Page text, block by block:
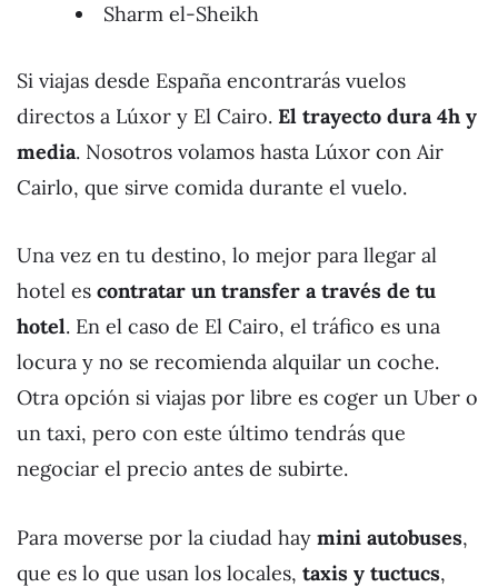
Sharm el-Sheikh
Si viajas desde España encontrarás vuelos
directos a Lúxor y El Cairo. El trayecto dura 4h y
media. Nosotros volamos hasta Lúxor con Air
Cairlo, que sirve comida durante el vuelo.
Una vez en tu destino, lo mejor para llegar al
hotel es contratar un transfer a través de tu
hotel. En el caso de El Cairo, el tráfico es una
locura y no se recomienda alquilar un coche.
Otra opción si viajas por libre es coger un Uber o
un taxi, pero con este último tendrás que
negociar el precio antes de subirte.
Para moverse por la ciudad hay mini autobuses,
que es lo que usan los locales, taxis y tuctucs,